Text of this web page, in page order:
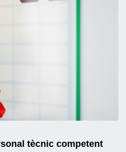
tècnic competent